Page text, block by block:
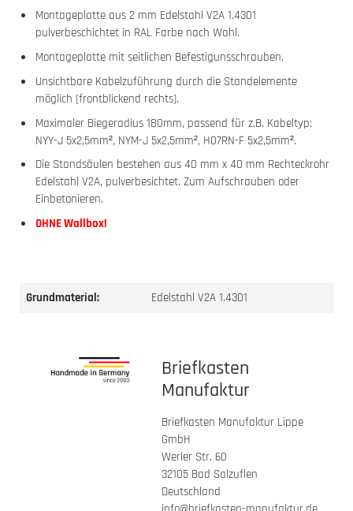
Montageplatte aus 2 mm Edelstahl V2A 1.4301
pulverbeschichtet in RAL Farbe nach Wahl.
Montageplatte mit seitlichen Befestigunsschrauben.
Unsichtbare Kabelzuführung durch die Standelemente
möglich (frontblickend rechts).
Maximaler Biegeradius 180mm, passend für z.B. Kabeltyp:
NYY-J 5x2,5mm², NYM-J 5x2,5mm², H07RN-F 5x2,5mm².
Die Standsäulen bestehen aus 40 mm x 40 mm Rechteckrohr
Edelstahl V2A, pulverbesichtet. Zum Aufschrauben oder
Einbetonieren.
OHNE Wallbox!
Grundmaterial: Edelstahl V2A 1.4301
Briefkasten
Manufaktur
Briefkasten Manufaktur Lippe
GmbH
Werler Str. 60
32105 Bad Salzuflen
Deutschland